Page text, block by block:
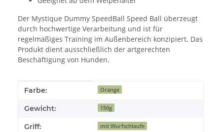
Der Mystique Dummy SpeedBall Speed Ball überzeugt
durch hochwertige Verarbeitung und ist für
regelmäßiges Training im Außenbereich konzipiert. Das
Produkt dient ausschließlich der artgerechten
Beschäftigung von Hunden.
Produkteigenschaft
Wert
Farbe: Orange
Gewicht: 150g
Griff: mit Wurfschlaufe